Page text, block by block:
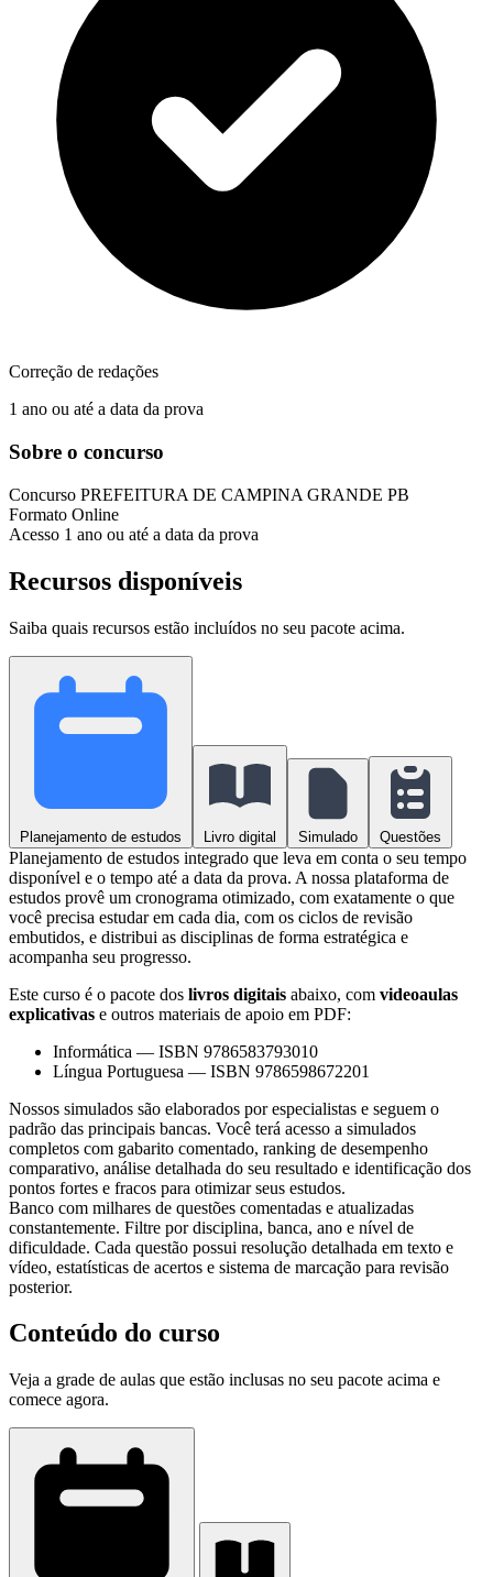
Correção de redações
1 ano ou até a data da prova
Sobre o concurso
Concurso PREFEITURA DE CAMPINA GRANDE PB
Formato Online
Acesso 1 ano ou até a data da prova
Recursos disponíveis
Saiba quais recursos estão incluídos no seu pacote acima.
Planejamento de estudos Livro digital Simulado Questões
Planejamento de estudos integrado que leva em conta o seu tempo
disponível e o tempo até a data da prova. A nossa plataforma de
estudos provê um cronograma otimizado, com exatamente o que
você precisa estudar em cada dia, com os ciclos de revisão
embutidos, e distribui as disciplinas de forma estratégica e
acompanha seu progresso.
Este curso é o pacote dos livros digitais abaixo, com videoaulas
explicativas e outros materiais de apoio em PDF:
Informática — ISBN 9786583793010
Língua Portuguesa — ISBN 9786598672201
Nossos simulados são elaborados por especialistas e seguem o
padrão das principais bancas. Você terá acesso a simulados
completos com gabarito comentado, ranking de desempenho
comparativo, análise detalhada do seu resultado e identificação dos
pontos fortes e fracos para otimizar seus estudos.
Banco com milhares de questões comentadas e atualizadas
constantemente. Filtre por disciplina, banca, ano e nível de
dificuldade. Cada questão possui resolução detalhada em texto e
vídeo, estatísticas de acertos e sistema de marcação para revisão
posterior.
Conteúdo do curso
Veja a grade de aulas que estão inclusas no seu pacote acima e
comece agora.